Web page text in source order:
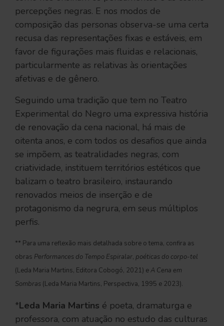
percepções negras. E nos modos de
composição das personas observa-se uma certa
recusa das representações fixas e estáveis, em
favor de figurações mais fluidas e relacionais,
particularmente as relativas às orientações
afetivas e de gênero.
Seguindo uma tradição que tem no Teatro
Experimental do Negro uma expressiva história
de renovação da cena nacional, há mais de
oitenta anos, e com todos os desafios que ainda
se impõem, as teatralidades negras, com
criatividade, instituem territórios estéticos que
balizam o teatro brasileiro, instaurando
renovados meios de inserção e de
protagonismo da negrura, em seus múltiplos
perfis.
** Para uma reflexão mais detalhada sobre o tema, confira as
obras Performances do Tempo Espiralar, poéticas do corpo-tel
(Leda Maria Martins, Editora Cobogó, 2021) eA Cena em
Sombras (Leda Maria Martins, Perspectiva, 1995 e 2023).
*Leda Maria Martins é poeta, dramaturga e
professora, com atuação no estudo das culturas